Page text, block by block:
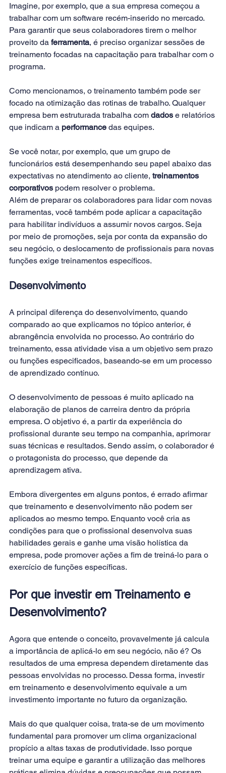
Imagine, por exemplo, que a sua empresa começou a
trabalhar com um software recém-inserido no mercado.
Para garantir que seus colaboradores tirem o melhor
proveito da ferramenta, é preciso organizar sessões de
treinamento focadas na capacitação para trabalhar com o
programa.
Como mencionamos, o treinamento também pode ser
focado na otimização das rotinas de trabalho. Qualquer
empresa bem estruturada trabalha com dados e relatórios
que indicam a performance das equipes.
Se você notar, por exemplo, que um grupo de
funcionários está desempenhando seu papel abaixo das
expectativas no atendimento ao cliente, treinamentos
corporativos podem resolver o problema.
Além de preparar os colaboradores para lidar com novas
ferramentas, você também pode aplicar a capacitação
para habilitar indivíduos a assumir novos cargos. Seja
por meio de promoções, seja por conta da expansão do
seu negócio, o deslocamento de profissionais para novas
funções exige treinamentos específicos.
Desenvolvimento
A principal diferença do desenvolvimento, quando
comparado ao que explicamos no tópico anterior, é
abrangência envolvida no processo. Ao contrário do
treinamento, essa atividade visa a um objetivo sem prazo
ou funções especificados, baseando-se em um processo
de aprendizado contínuo.
O desenvolvimento de pessoas é muito aplicado na
elaboração de planos de carreira dentro da própria
empresa. O objetivo é, a partir da experiência do
profissional durante seu tempo na companhia, aprimorar
suas técnicas e resultados. Sendo assim, o colaborador é
o protagonista do processo, que depende da
aprendizagem ativa.
Embora divergentes em alguns pontos, é errado afirmar
que treinamento e desenvolvimento não podem ser
aplicados ao mesmo tempo. Enquanto você cria as
condições para que o profissional desenvolva suas
habilidades gerais e ganhe uma visão holística da
empresa, pode promover ações a fim de treiná-lo para o
exercício de funções específicas.
Por que investir em Treinamento e
Desenvolvimento?
Agora que entende o conceito, provavelmente já calcula
a importância de aplicá-lo em seu negócio, não é? Os
resultados de uma empresa dependem diretamente das
pessoas envolvidas no processo. Dessa forma, investir
em treinamento e desenvolvimento equivale a um
investimento importante no futuro da organização.
Mais do que qualquer coisa, trata-se de um movimento
fundamental para promover um clima organizacional
propício a altas taxas de produtividade. Isso porque
treinar uma equipe e garantir a utilização das melhores